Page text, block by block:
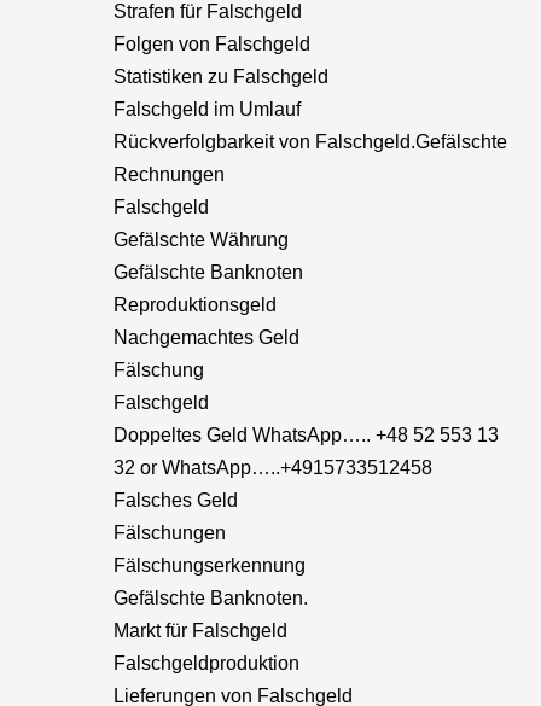
Strafen für Falschgeld
Folgen von Falschgeld
Statistiken zu Falschgeld
Falschgeld im Umlauf
Rückverfolgbarkeit von Falschgeld.Gefälschte
Rechnungen
Falschgeld
Gefälschte Währung
Gefälschte Banknoten
Reproduktionsgeld
Nachgemachtes Geld
Fälschung
Falschgeld
Doppeltes Geld WhatsApp….. +48 52 553 13
32 or WhatsApp…..+4915733512458
Falsches Geld
Fälschungen
Fälschungserkennung
Gefälschte Banknoten.
Markt für Falschgeld
Falschgeldproduktion
Lieferungen von Falschgeld